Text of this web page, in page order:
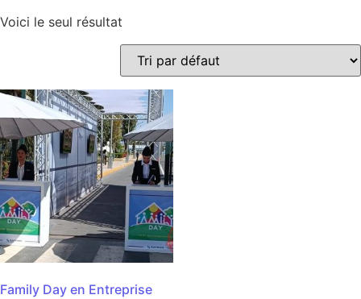
Voici le seul résultat
Family Day en Entreprise